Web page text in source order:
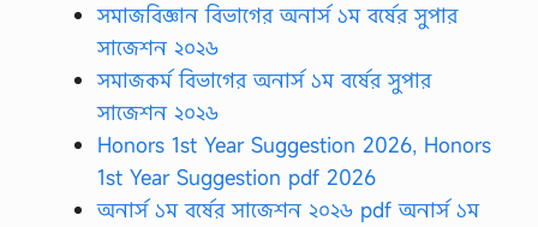
সমাজবিজ্ঞান বিভাগের অনার্স ১ম বর্ষের সুপার
সাজেশন ২০২৬
সমাজকর্ম বিভাগের অনার্স ১ম বর্ষের সুপার
সাজেশন ২০২৬
Honors 1st Year Suggestion 2026, Honors
1st Year Suggestion pdf 2026
অনার্স ১ম বর্ষের সাজেশন ২০২৬ pdf অনার্স ১ম